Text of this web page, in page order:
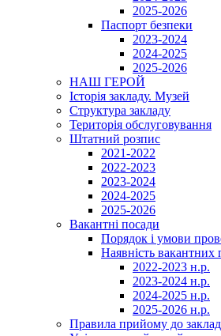
2025-2026
Паспорт безпеки
2023-2024
2024-2025
2025-2026
НАШ ГЕРОЙ
Історія закладу. Музей
Структура закладу
Територія обслуговування
Штатний розпис
2021-2022
2022-2023
2023-2024
2024-2025
2025-2026
Вакантні посади
Порядок і умови
Наявність вакантних
2022-2023 н.р.
2023-2024 н.р.
2024-2025 н.р.
2025-2026 н.р.
Правила прийому до